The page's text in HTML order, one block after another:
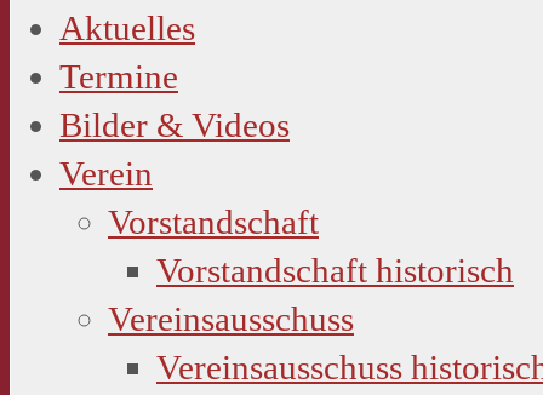
Aktuelles
Termine
Bilder & Videos
Verein
Vorstandschaft
Vorstandschaft historisch
Vereinsausschuss
Vereinsausschuss